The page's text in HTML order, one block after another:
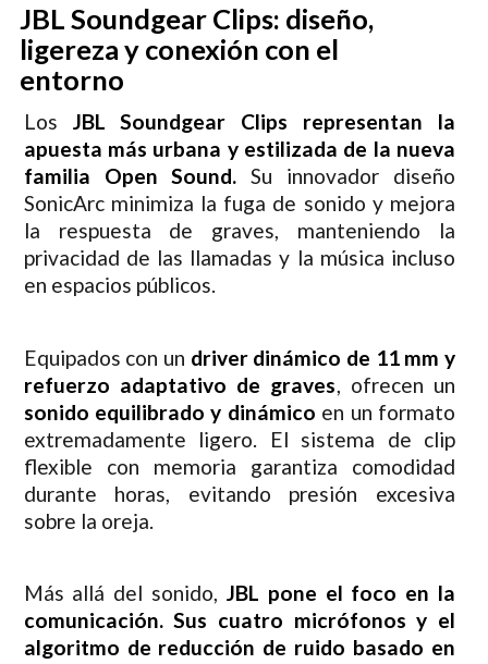
JBL Soundgear Clips: diseño,
ligereza y conexión con el
entorno
Los JBL Soundgear Clips representan la
apuesta más urbana y estilizada de la nueva
familia Open Sound. Su innovador diseño
SonicArc minimiza la fuga de sonido y mejora
la respuesta de graves, manteniendo la
privacidad de las llamadas y la música incluso
en espacios públicos.
Equipados con un driver dinámico de 11 mm y
refuerzo adaptativo de graves , ofrecen un
sonido equilibrado y dinámico en un formato
extremadamente ligero. El sistema de clip
flexible con memoria garantiza comodidad
durante horas, evitando presión excesiva
sobre la oreja.
Más allá del sonido, JBL pone el foco en la
comunicación. Sus cuatro micrófonos y el
algoritmo de reducción de ruido basado en